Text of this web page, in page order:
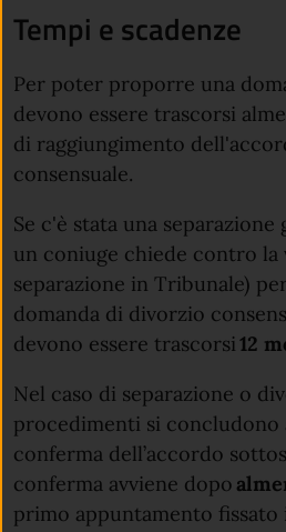
Tempi e scadenze
Per poter proporre una
devono essere trascorsi
di raggiungimento
consensuale.
Se c'è stata una
un coniuge chiede contro
separazione in Tribunale)
domanda di divorzio
devono essere trascorsi12
Nel caso di separazione o
procedimenti si concludono
conferma dell’accordo
conferma avviene dopo
primo appuntamento fissato